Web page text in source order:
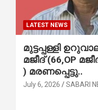
LATEST NEWS
മുട്ടപ്പള്ളി
മജീദ് (66,OP
) മരണപ്പെട്ടു..
July 6, 2026 SABARI